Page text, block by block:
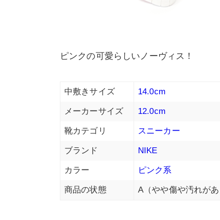
ピンクの可愛らしいノーヴィス！
中敷きサイズ 14.0cm
メーカーサイズ 12.0cm
靴カテゴリ スニーカー
ブランド NIKE
カラー ピンク系
商品の状態 A（やや傷や汚れが